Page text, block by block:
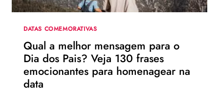
DIA
DATAS COMEMORATIVAS
Qual a melhor mensagem para o
Dia dos Pais? Veja 130 frases
emocionantes para homenagear na
data